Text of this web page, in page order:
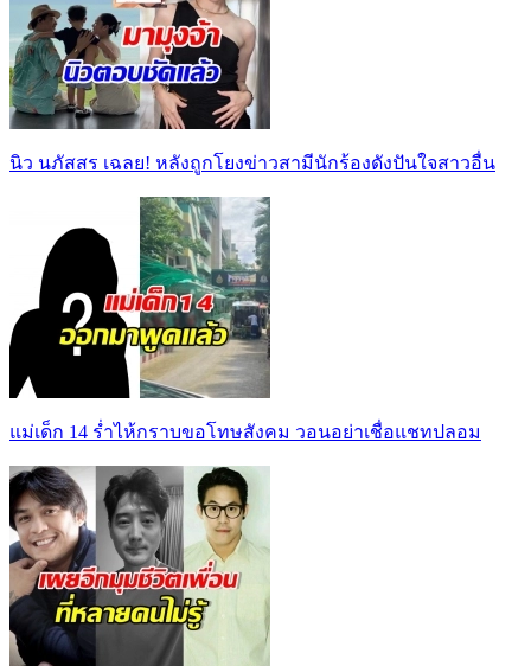
นิว นภัสสร เฉลย! หลังถูกโยงข่าวสามีนักร้องดังปันใจสาวอื่น
แม่เด็ก 14 ร่ำไห้กราบขอโทษสังคม วอนอย่าเชื่อแชทปลอม